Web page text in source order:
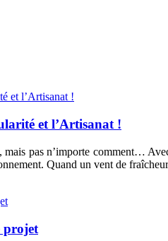
et l’Artisanat !
pas n’importe comment…
Quand un vent de
projet